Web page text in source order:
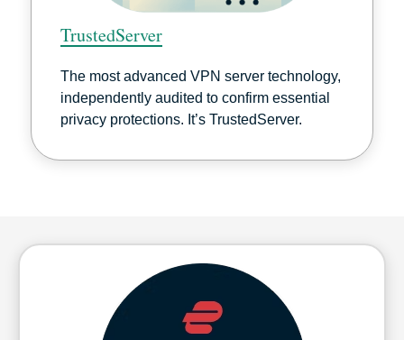
TrustedServer
The most advanced VPN server technology,
independently audited to confirm essential
privacy protections. It’s TrustedServer.